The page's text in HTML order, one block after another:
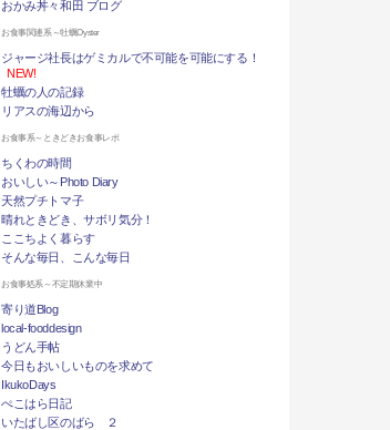
おかみ丼々和田 ブログ
お食事関連系～牡蠣Oyster
ジャージ社長はゲミカルで不可能を可能にする！
NEW!
牡蠣の人の記録
リアスの海辺から
お食事系～ときどきお食事レポ
ちくわの時間
おいしい～Photo Diary
天然プチトマ子
晴れときどき、サボリ気分！
ここちよく暮らす
そんな毎日、こんな毎日
お食事処系～不定期休業中
寄り道Blog
local-fooddesign
うどん手帖
今日もおいしいものを求めて
IkukoDays
ぺこはら日記
いたばし区のばら ２